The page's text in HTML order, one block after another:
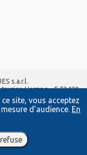
site, vous acceptez
d'audience. En
s.a.r.l.
Herzog - F 73420
56 42 80 71